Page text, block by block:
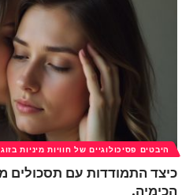
היבטים פסיכולוגיים של חוויות מיניות
כיצד התמודדות עם תסכולים
הכימיה.